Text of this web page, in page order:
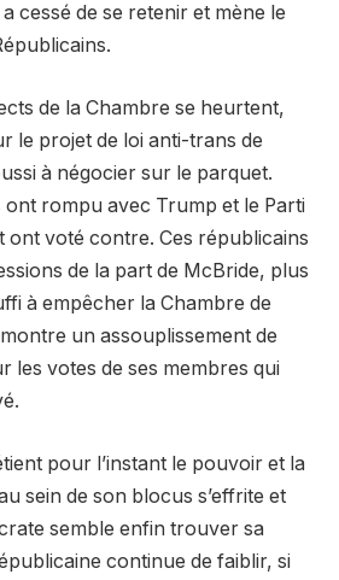
cessé de se retenir et mène le
de la Chambre se heurtent,
le projet de loi anti-trans de
à négocier sur le parquet.
rompu avec Trump et le Parti
ont voté contre. Ces républicains
de la part de McBride, plus
à empêcher la Chambre de
un assouplissement de
les votes de ses membres qui
pour l’instant le pouvoir et la
sein de son blocus s’effrite et
semble enfin trouver sa
continue de faiblir, si